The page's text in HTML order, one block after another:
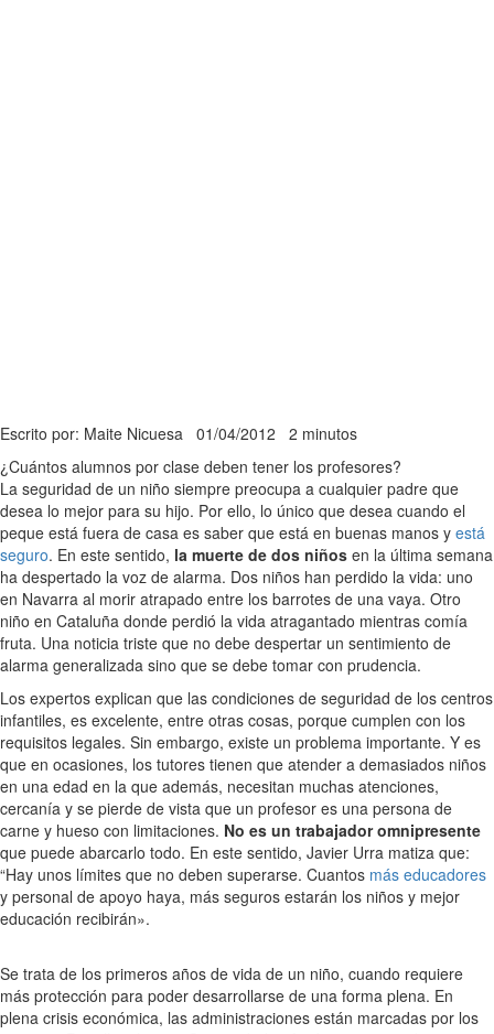
Escrito por: Maite Nicuesa 01/04/2012 2 minutos
¿Cuántos alumnos por clase deben tener los profesores?
La seguridad de un niño siempre preocupa a cualquier padre que
desea lo mejor para su hijo. Por ello, lo único que desea cuando el
peque está fuera de casa es saber que está en buenas manos y está
seguro. En este sentido, la muerte de dos niños en la última semana
ha despertado la voz de alarma. Dos niños han perdido la vida: uno
en Navarra al morir atrapado entre los barrotes de una vaya. Otro
niño en Cataluña donde perdió la vida atragantado mientras comía
fruta. Una noticia triste que no debe despertar un sentimiento de
alarma generalizada sino que se debe tomar con prudencia.
Los expertos explican que las condiciones de seguridad de los centros
infantiles, es excelente, entre otras cosas, porque cumplen con los
requisitos legales. Sin embargo, existe un problema importante. Y es
que en ocasiones, los tutores tienen que atender a demasiados niños
en una edad en la que además, necesitan muchas atenciones,
cercanía y se pierde de vista que un profesor es una persona de
carne y hueso con limitaciones. No es un trabajador omnipresente
que puede abarcarlo todo. En este sentido, Javier Urra matiza que:
“Hay unos límites que no deben superarse. Cuantos más educadores
y personal de apoyo haya, más seguros estarán los niños y mejor
educación recibirán».
Se trata de los primeros años de vida de un niño, cuando requiere
más protección para poder desarrollarse de una forma plena. En
plena crisis económica, las administraciones están marcadas por los